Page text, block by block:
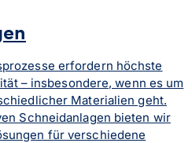
erfordern höchste
– insbesondere, wenn es um
Materialien geht.
Schneidanlagen bieten wir
für verschiedene